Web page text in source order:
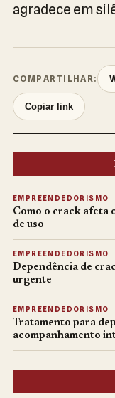
agradece em
COMPARTILHAR:
Copiar link
EMPREENDEDORISMO
Como o crack afeta
de uso
EMPREENDEDORISMO
Dependência de
urgente
EMPREENDEDORISMO
Tratamento para
acompanhamento